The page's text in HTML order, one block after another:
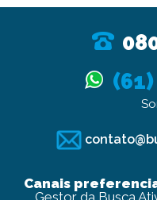
Canais
Gestor da Busca